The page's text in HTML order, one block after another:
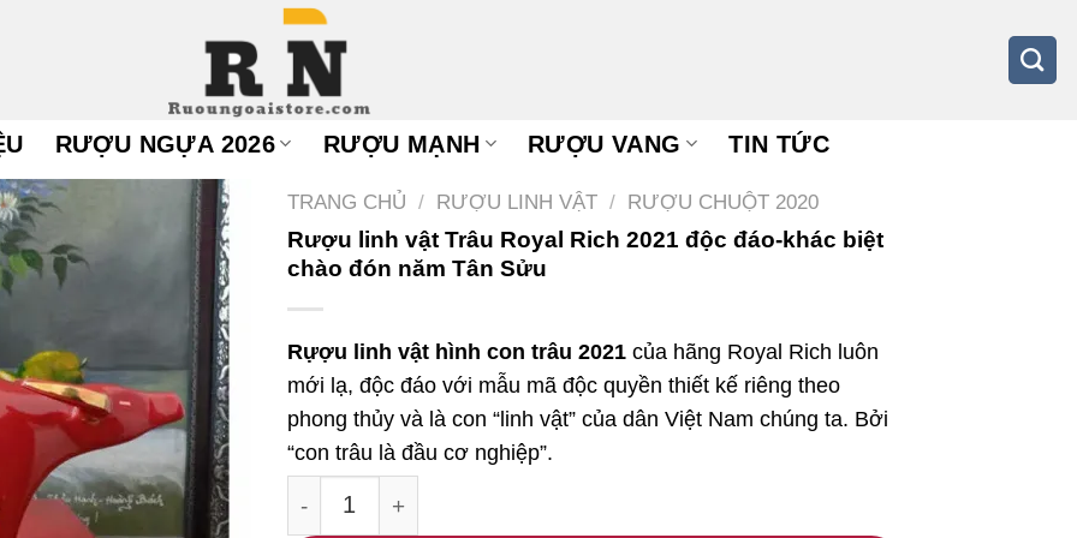
RƯỢU NGỰA 2026 RƯỢU MẠNH RƯỢU VANG TIN TỨC
TRANG CHỦ / RƯỢU LINH VẬT / RƯỢU CHUỘT 2020
Rượu linh vật Trâu Royal Rich 2021 độc đáo-khác biệt
chào đón năm Tân Sửu
Rựợu linh vật hình con trâu 2021 của hãng Royal Rich luôn
mới lạ, độc đáo với mẫu mã độc quyền thiết kế riêng theo
phong thủy và là con “linh vật” của dân Việt Nam chúng ta. Bởi
“con trâu là đầu cơ nghiệp”.
Rượu linh vật Trâu Royal Rich 2021 độc đáo-khác biệt chào đón năm Tân